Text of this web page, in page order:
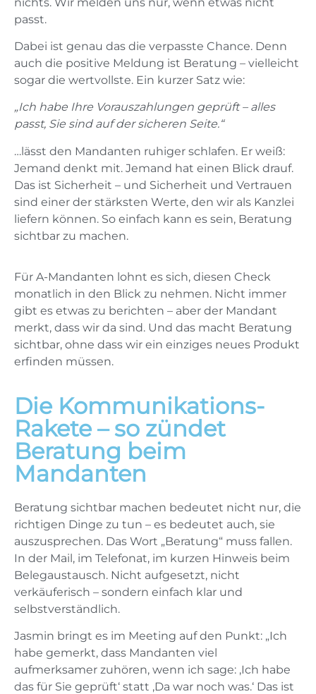
passt.
Dabei ist genau das die verpasste Chance. Denn
auch die positive Meldung ist Beratung – vielleicht
sogar die wertvollste. Ein kurzer Satz wie:
„Ich habe Ihre Vorauszahlungen geprüft – alles
passt, Sie sind auf der sicheren Seite.“
…lässt den Mandanten ruhiger schlafen. Er weiß:
Jemand denkt mit. Jemand hat einen Blick drauf.
Das ist Sicherheit – und Sicherheit und Vertrauen
sind einer der stärksten Werte, den wir als Kanzlei
liefern können. So einfach kann es sein, Beratung
sichtbar zu machen.
Für A-Mandanten lohnt es sich, diesen Check
monatlich in den Blick zu nehmen. Nicht immer
gibt es etwas zu berichten – aber der Mandant
merkt, dass wir da sind. Und das macht Beratung
sichtbar, ohne dass wir ein einziges neues Produkt
erfinden müssen.
Die Kommunikations-
Rakete – so zündet
Beratung beim
Mandanten
Beratung sichtbar machen bedeutet nicht nur, die
richtigen Dinge zu tun – es bedeutet auch, sie
auszusprechen. Das Wort „Beratung“ muss fallen.
In der Mail, im Telefonat, im kurzen Hinweis beim
Belegaustausch. Nicht aufgesetzt, nicht
verkäuferisch – sondern einfach klar und
selbstverständlich.
Jasmin bringt es im Meeting auf den Punkt: „Ich
habe gemerkt, dass Mandanten viel
aufmerksamer zuhören, wenn ich sage: ‚Ich habe
das für Sie geprüft‘ statt ‚Da war noch was.‘ Das ist